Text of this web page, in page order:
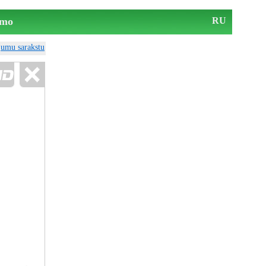
RU
sarakstu